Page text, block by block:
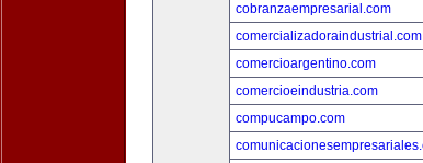
cobranzaempresarial.com
comercializadoraindustrial.com
comercioargentino.com
comercioeindustria.com
compucampo.com